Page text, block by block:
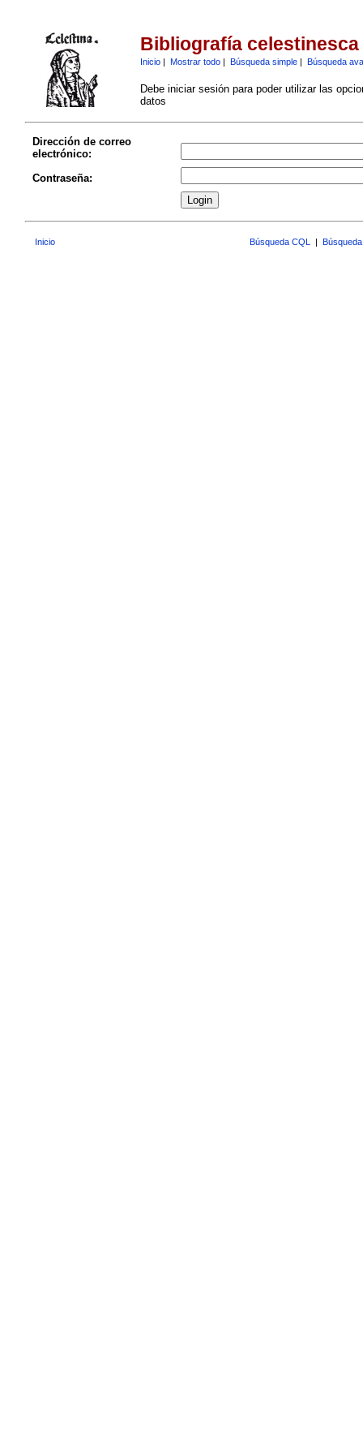
Bibliografía celestinesca
Inicio| Mostrar todo| Búsqueda simple| Búsqueda
Debe iniciar sesión para poder utilizar las
datos
Dirección de correo
electrónico:
Contraseña:
Inicio Búsqueda CQL |